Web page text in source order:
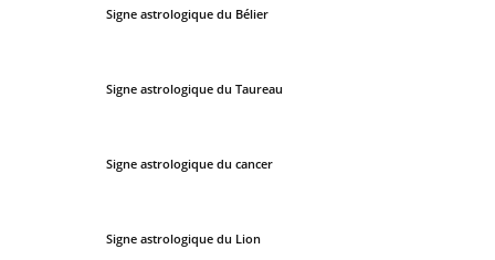
Signe astrologique du Bélier
Signe astrologique du Taureau
Signe astrologique du cancer
Signe astrologique du Lion